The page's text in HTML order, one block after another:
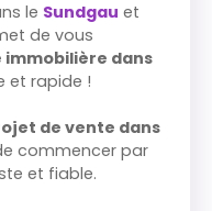
le Sundgau et
de vous
immobilière dans
et rapide !
de vente dans
commencer par
et fiable.